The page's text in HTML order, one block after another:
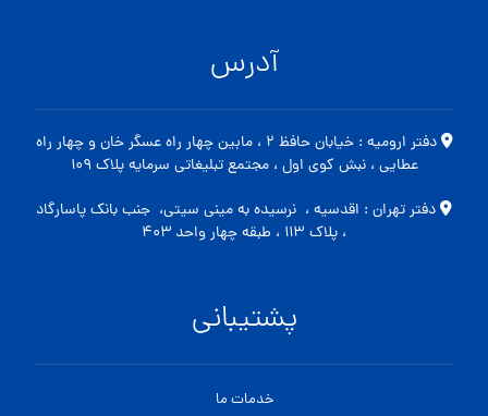
آدرس
دفتر ارومیه : خیابان حافظ ۲ ، مابین چهار راه عسگر خان و چهار راه
عطایی ، نبش کوی اول ، مجتمع تبلیغاتی سرمایه پلاک ۱۰۹
دفتر تهران : اقدسیه ، نرسیده به مینی سیتی، جنب بانک پاسارگاد
، پلاک ۱۱۳ ، طبقه چهار واحد ۴۰۳
پشتیبانی
خدمات ما